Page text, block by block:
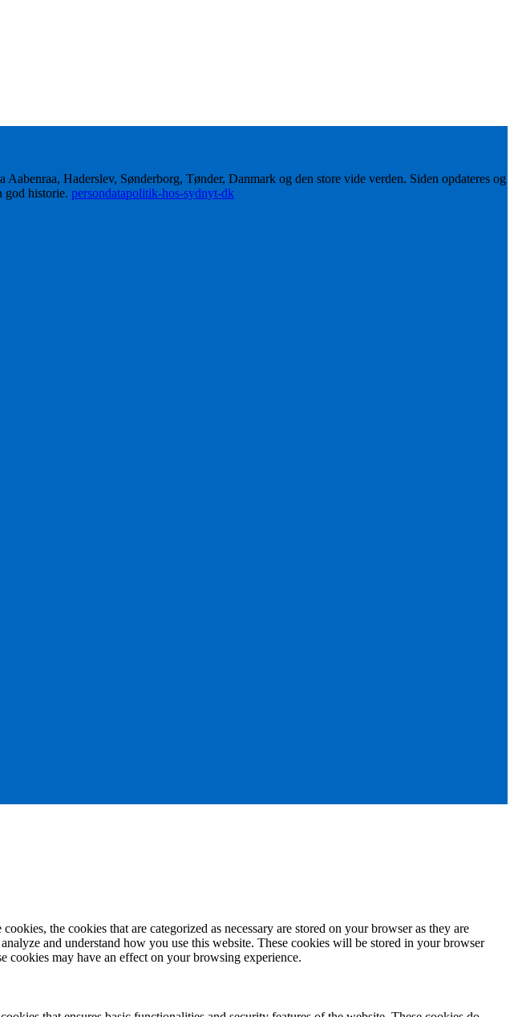
Haderslev, Sønderborg, Tønder, Danmark og den store vide verden. Siden opdateres og
god historie. persondatapolitik-hos-sydnyt-dk
the cookies that are categorized as necessary are stored on your browser as they are
and understand how you use this website. These cookies will be stored in your browser
cookies may have an effect on your browsing experience.